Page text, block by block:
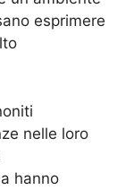
esprimere
nelle loro
hanno